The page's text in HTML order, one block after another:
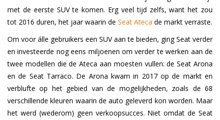
met de eerste SUV te komen. Erg veel tijd zelfs, want het zou
tot 2016 duren, het jaar waarin de Seat Ateca de markt verraste.
Om voor álle gebruikers een SUV aan te bieden, ging Seat verder
en investeerde nog eens miljoenen om verder te werken aan de
twee modellen die de Ateca aan moesten vullen: de Seat Arona
en de Seat Tarraco. De Arona kwam in 2017 op de markt en
verblufte op het gebied van de mogelijkheden, zoals de 68
verschillende kleuren waarin de auto geleverd kon worden. Maar
het werd (wederom) geen verkoopsucces. Niet omdat de Seat